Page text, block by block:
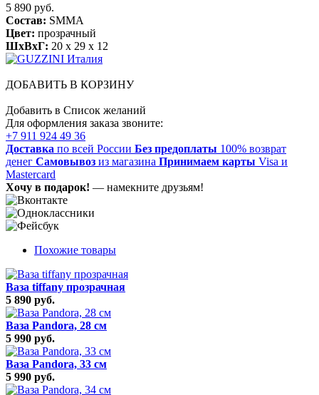
5 890 руб.
Состав: SMMA
Цвет: прозрачный
ШхВхГ: 20 x 29 x 12
ДОБАВИТЬ В КОРЗИНУ
Добавить в Список желаний
Для оформления заказа звоните:
+7 911 924 49 36
Доставка по всей России Без предоплаты 100% возврат
денег Самовывоз из магазина Принимаем карты Visa и
Mastercard
Хочу в подарок! — намекните друзьям!
Похожие товары
Ваза tiffany прозрачная
5 890 руб.
Ваза Pandora, 28 см
5 990 руб.
Ваза Pandora, 33 см
5 990 руб.